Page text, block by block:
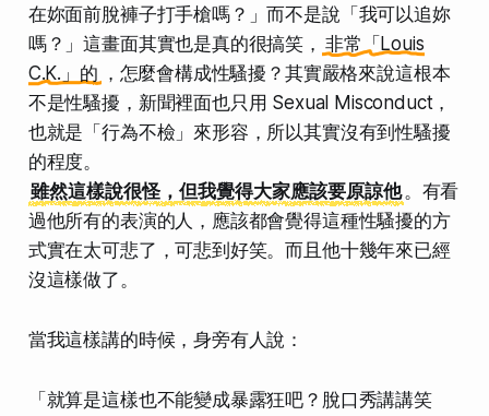
在妳面前脫褲子打手槍嗎？」而不是說「我可以追妳
嗎？」這畫面其實也是真的很搞笑， 非常「Louis
C.K.」的 ，怎麼會構成性騷擾？其實嚴格來說這根本
不是性騷擾，新聞裡面也只用 Sexual Misconduct，
也就是「行為不檢」來形容，所以其實沒有到性騷擾
的程度。
雖然這樣說很怪，但我覺得大家應該要原諒他 。有看
過他所有的表演的人，應該都會覺得這種性騷擾的方
式實在太可悲了，可悲到好笑。而且他十幾年來已經
沒這樣做了。
當我這樣講的時候，身旁有人說：
「就算是這樣也不能變成暴露狂吧？脫口秀講講笑